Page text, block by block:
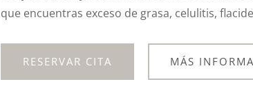
que encuentras exceso de grasa, celulitis,
RESERVAR CITA MÁS